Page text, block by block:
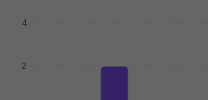
2
4